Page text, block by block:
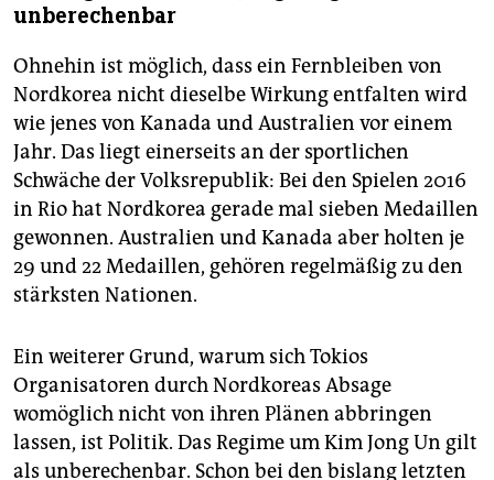
unberechenbar
Ohnehin ist möglich, dass ein Fernbleiben von
Nordkorea nicht dieselbe Wirkung entfalten wird
wie jenes von Kanada und Australien vor einem
Jahr. Das liegt einerseits an der sportlichen
Schwäche der Volksrepublik: Bei den Spielen 2016
in Rio hat Nordkorea gerade mal sieben Medaillen
gewonnen. Australien und Kanada aber holten je
29 und 22 Medaillen, gehören regelmäßig zu den
stärksten Nationen.
Ein weiterer Grund, warum sich Tokios
Organisatoren durch Nordkoreas Absage
womöglich nicht von ihren Plänen abbringen
lassen, ist Politik. Das Regime um Kim Jong Un gilt
als unberechenbar. Schon bei den bislang letzten